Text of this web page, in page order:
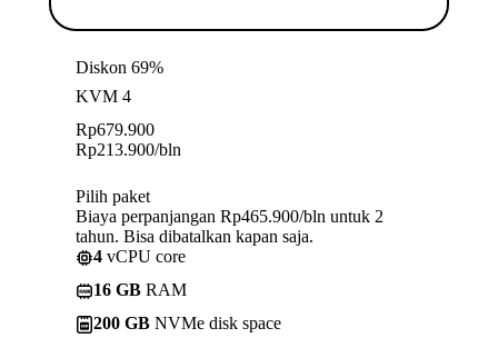
Diskon 69%
KVM 4
Rp679.900
Rp213.900/bln
Pilih paket
Biaya perpanjangan Rp465.900/bln untuk 2
tahun. Bisa dibatalkan kapan saja.
4 vCPU core
16 GB RAM
200 GB NVMe disk space